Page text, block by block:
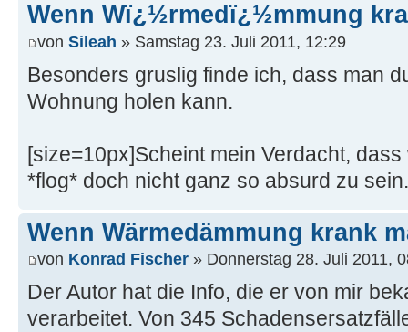
Wenn Wï¿½rmedï¿½mmung
von Sileah » Samstag 23. Juli 2011, 12:29
Besonders gruslig finde ich, dass man
Wohnung holen kann.
[size=10px]Scheint mein Verdacht,
*flog* doch nicht ganz so absurd zu
Wenn Wärmedämmung krank
von Konrad Fischer » Donnerstag 28. Juli 2011,
Der Autor hat die Info, die er von mir
verarbeitet. Von 345